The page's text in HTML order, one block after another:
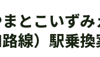
とこいず
線）駅乗換